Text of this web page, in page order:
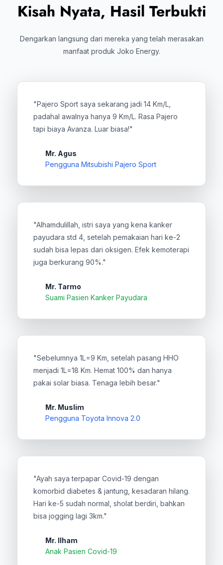
Kisah Nyata, Hasil Terbukti
Dengarkan langsung dari mereka yang telah merasakan
manfaat produk Joko Energy.
"Pajero Sport saya sekarang jadi 14 Km/L,
padahal awalnya hanya 9 Km/L. Rasa Pajero
tapi biaya Avanza. Luar biasa!"
Mr. Agus
Pengguna Mitsubishi Pajero Sport
"Alhamdulillah, istri saya yang kena kanker
payudara std 4, setelah pemakaian hari ke-2
sudah bisa lepas dari oksigen. Efek kemoterapi
juga berkurang 90%."
Mr. Tarmo
Suami Pasien Kanker Payudara
"Sebelumnya 1L=9 Km, setelah pasang HHO
menjadi 1L=18 Km. Hemat 100% dan hanya
pakai solar biasa. Tenaga lebih besar."
Mr. Muslim
Pengguna Toyota Innova 2.0
"Ayah saya terpapar Covid-19 dengan
komorbid diabetes & jantung, kesadaran hilang.
Hari ke-5 sudah normal, sholat berdiri, bahkan
bisa jogging lagi 3km."
Mr. Ilham
Anak Pasien Covid-19